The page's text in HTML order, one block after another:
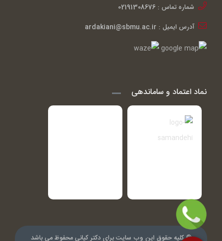
شماره تماس : 02191308676
آدرس ایمیل : ardakiani@sbmu.ac.ir
نماد اعتماد و ساماندهی
© کلیه حقوق این وب سایت برای دکتر کیانی محفوظ می باشد